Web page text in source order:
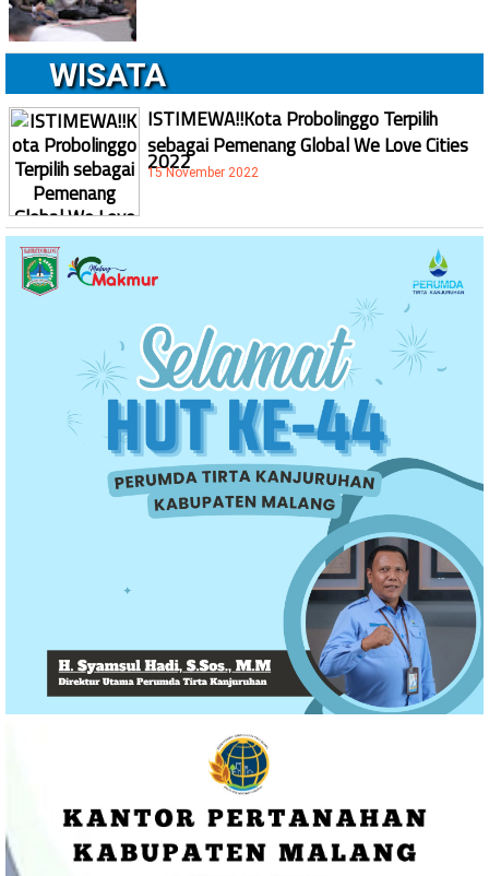
WISATA
ISTIMEWA!!Kota Probolinggo Terpilih
sebagai Pemenang Global We Love Cities
2022
15 November 2022